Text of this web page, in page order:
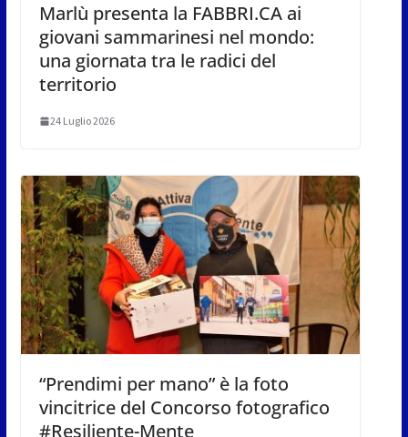
Marlù presenta la FABBRI.CA ai
giovani sammarinesi nel mondo:
una giornata tra le radici del
territorio
24 Luglio 2026
“Prendimi per mano” è la foto
vincitrice del Concorso fotografico
#Resiliente-Mente